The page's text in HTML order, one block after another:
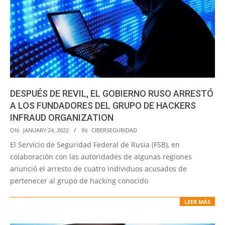
DESPUÉS DE REVIL, EL GOBIERNO RUSO ARRESTÓ
A LOS FUNDADORES DEL GRUPO DE HACKERS
INFRAUD ORGANIZATION
2022-
01-
24
ON: JANUARY 24, 2022 IN: CIBERSEGURIDAD
El Servicio de Seguridad Federal de Rusia (FSB), en
colaboración con las autoridades de algunas regiones
anunció el arresto de cuatro individuos acusados de
pertenecer al grupo de hacking conocido
LEER MÁS